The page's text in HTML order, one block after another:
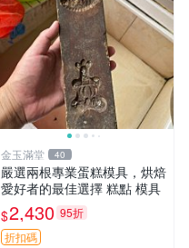
金玉滿堂 40
嚴選兩根專業蛋糕模具，烘焙
愛好者的最佳選擇 糕點 模具
$2,430 95折
折扣碼